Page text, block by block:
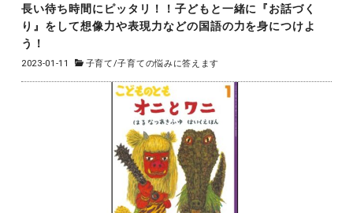
長い待ち時間にピッタリ！！子どもと一緒に『お話づく
り』をして想像力や表現力などの国語の力を身につけよ
う！
2023-01-11 子育て/子育ての悩みに答えます